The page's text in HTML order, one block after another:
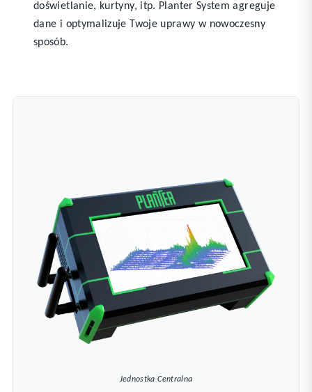
doświetlanie, kurtyny, itp. Planter System agreguje
dane i optymalizuje Twoje uprawy w nowoczesny
sposób.
Jednostka Centralna